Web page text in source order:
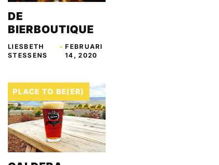
DE
BIERBOUTIQUE
LIESBETH
STESSENS
•FEBRUARI
14, 2020
PLACE TO BE(ER)